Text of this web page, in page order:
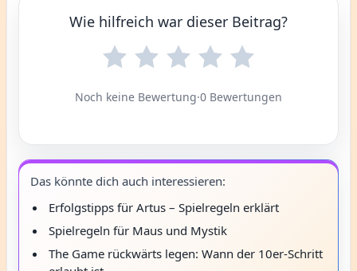
Wie hilfreich war dieser Beitrag?
Noch keine Bewertung·0 Bewertungen
Das könnte dich auch interessieren:
Erfolgstipps für Artus – Spielregeln erklärt
Spielregeln für Maus und Mystik
The Game rückwärts legen: Wann der 10er-Schritt